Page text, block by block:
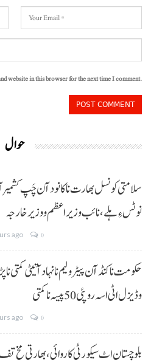
website in this browser for the next time I comment.
حوال
سلامتی کونسل بھارت نا کانود آن چَپ کشمیر
نوٹس ءِ ہلے،نائب وزیراعظم و وزیر خارجہ
ago 0
و ڈیزل اٹی اسہ روپئی 50 پیسہ نا کمتی
ago 0
بلوچستان اٹ سیکورٹی کاروائی، بھارتی مخ تف 12 دہشتگرد خلنگار،آئی ایس پی آر